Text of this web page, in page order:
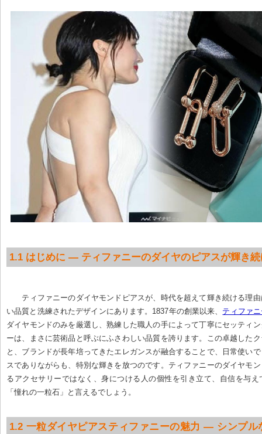
1.1 はじめに — ティファニーのダイヤのピアスが輝き
ティファニーのダイヤモンドピアスが、時代を超えて輝き続ける理
い品質と洗練されたデザインにあります。1837年の創業以来、 ティファ
ダイヤモンドのみを厳選し、熟練した職人の手によって丁寧にセッティ
ーは、まさに芸術品と呼ぶにふさわしい品質を誇ります。この卓越した
と、ブランドが長年培ってきたエレガンスが融合することで、日常使い
スでありながらも、特別な輝きを放つのです。ティファニーのダイヤモ
るアクセサリーではなく、身につける人の個性を引き立て、自信を与え
「憧れの一粒石」と言えるでしょう。
1.2 一粒ダイヤピアスティファニーの魅力 — シンプル